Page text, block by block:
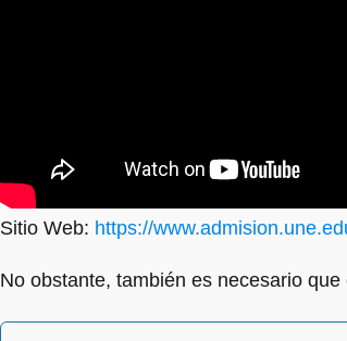
Sitio Web: https://
No obstante, también es necesario